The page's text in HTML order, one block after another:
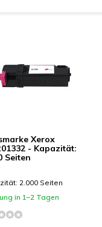
Xerox
- Kapazität:
Seiten
2.000 Seiten
in 1–2 Tagen